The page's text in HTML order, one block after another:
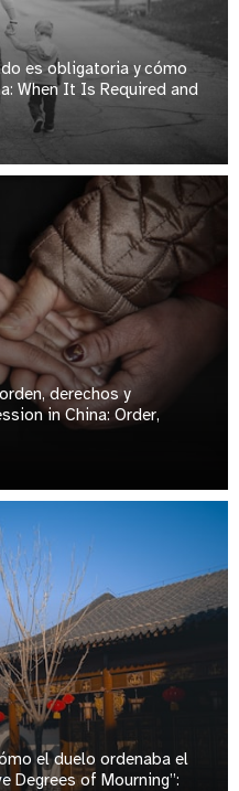
es obligatoria y cómo
When It Is Required and
derechos y
in China: Order,
el duelo ordenaba el
Degrees of Mourning”: